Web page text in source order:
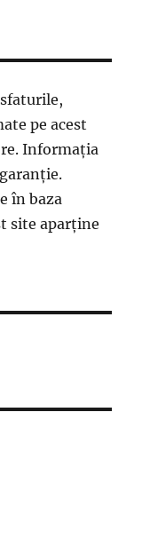
pe acest
Informația
în baza
site aparține